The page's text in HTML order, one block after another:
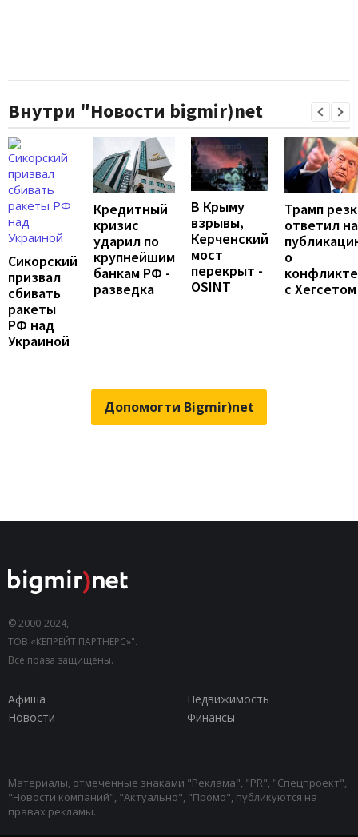
Внутри "Новости bigmir)net
Сикорский
призвал
сбивать
ракеты
РФ над
Украиной
Кредитный
кризис
ударил по
крупнейшим
банкам РФ -
разведка
В Крыму
взрывы,
Керченский
мост
перекрыт -
OSINT
Трамп
ответил на
о
конфликте
с Хегсетом
Допомогти Bigmir)net
© 2000-2024,
ТОВ «КЕПРЕЙТ ПАРТНЕРС»".
Все права защищены.
Афиша
Недвижимость
Новости
Финансы
Материалы, отмеченные знаками "Реклама", "PR", "Спецпроект",
"Новости компаний", "Актуально", "Промо", публикуются на
правах рекламы.